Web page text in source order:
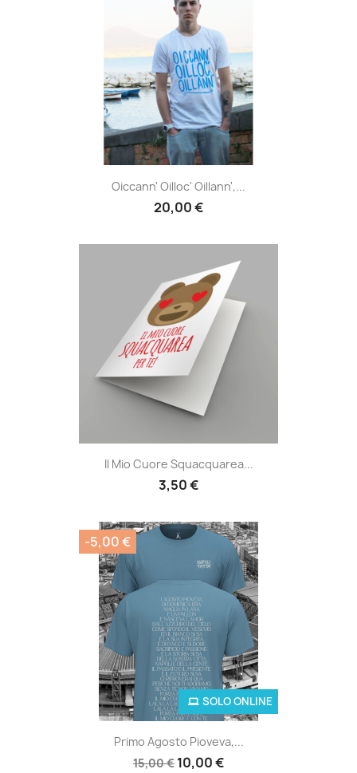
Oiccann' Oilloc' Oillann',...
20,00 €
Il Mio Cuore Squacquarea...
3,50 €
Primo Agosto Pioveva,...
15,00 € 10,00 €
SOLO ONLINE
-5,00 €